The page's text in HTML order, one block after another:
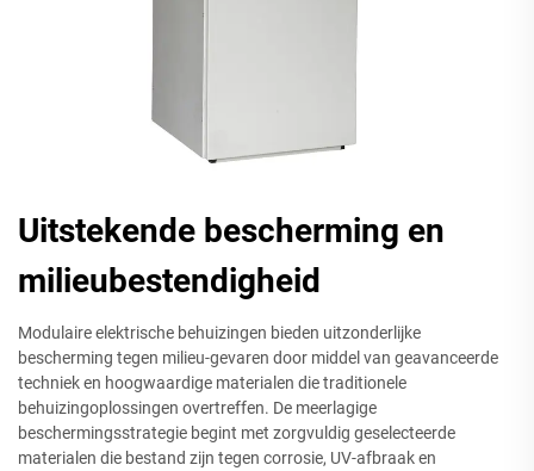
Uitstekende bescherming en
milieubestendigheid
Modulaire elektrische behuizingen bieden uitzonderlijke
bescherming tegen milieu-gevaren door middel van geavanceerde
techniek en hoogwaardige materialen die traditionele
behuizingoplossingen overtreffen. De meerlagige
beschermingsstrategie begint met zorgvuldig geselecteerde
materialen die bestand zijn tegen corrosie, UV-afbraak en